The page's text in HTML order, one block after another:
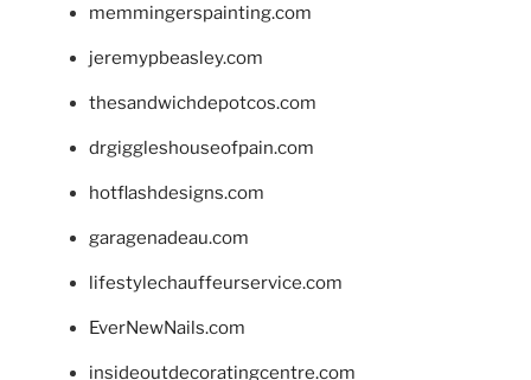
memmingerspainting.com
jeremypbeasley.com
thesandwichdepotcos.com
drgiggleshouseofpain.com
hotflashdesigns.com
garagenadeau.com
lifestylechauffeurservice.com
EverNewNails.com
insideoutdecoratingcentre.com